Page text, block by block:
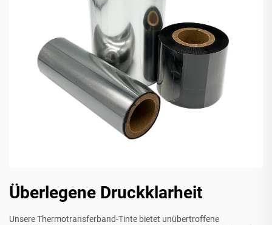
Überlegene Druckklarheit
Unsere Thermotransferband-Tinte bietet unübertroffene